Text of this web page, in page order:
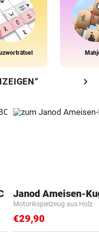
chevron_right
Janod Ameisen-
Motorikspielzeug aus Holz
€29,90